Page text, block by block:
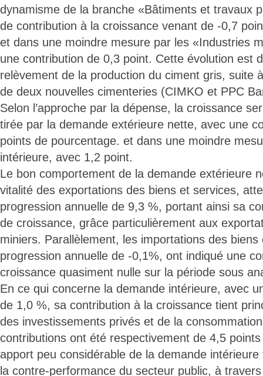
dynamisme de la branche «Bâtiments et travaux
de contribution à la croissance venant de -0,7
et dans une moindre mesure par les «Industries
une contribution de 0,3 point. Cette évolution est
relèvement de la production du ciment gris, suite
de deux nouvelles cimenteries (CIMKO et PPC
Selon l’approche par la dépense, la croissance
tirée par la demande extérieure nette, avec une
points de pourcentage. et dans une moindre
intérieure, avec 1,2 point.
Le bon comportement de la demande extérieure
vitalité des exportations des biens et services,
progression annuelle de 9,3 %, portant ainsi sa
de croissance, grâce particulièrement aux
miniers. Parallèlement, les importations des
progression annuelle de -0,1%, ont indiqué une
croissance quasiment nulle sur la période sous
En ce qui concerne la demande intérieure, avec
de 1,0 %, sa contribution à la croissance tient
des investissements privés et de la
contributions ont été respectivement de 4,5
apport peu considérable de la demande
la contre-performance du secteur public, à